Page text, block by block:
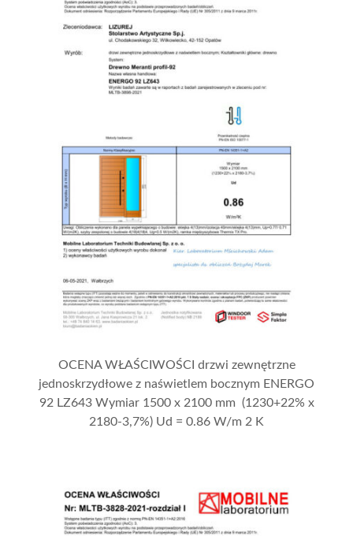
OCENA WŁAŚCIWOŚCI drzwi zewnętrzne
jednoskrzydłowe z naświetlem bocznym ENERGO
92 LZ643 Wymiar 1500 x 2100 mm (1230+22% x
2180-3,7%) Ud = 0.86 W/m 2 K